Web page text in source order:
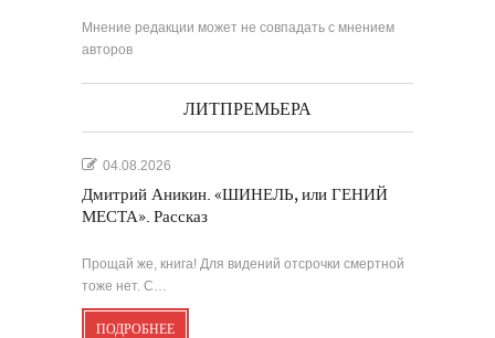
Мнение редакции может не совпадать с мнением
авторов
ЛИТПРЕМЬЕРА
04.08.2026
Дмитрий Аникин. «ШИНЕЛЬ, или ГЕНИЙ
МЕСТА». Рассказ
Прощай же, книга! Для видений отсрочки смертной
тоже нет. С…
ПОДРОБНЕЕ